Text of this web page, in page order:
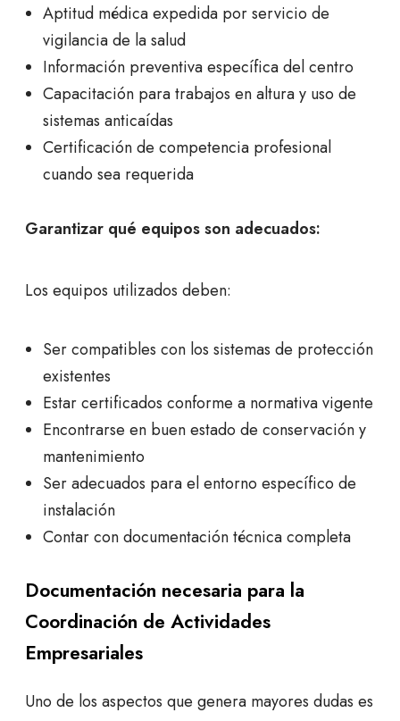
Aptitud médica expedida por servicio de
vigilancia de la salud
Información preventiva específica del centro
Capacitación para trabajos en altura y uso de
sistemas anticaídas
Certificación de competencia profesional
cuando sea requerida
Garantizar qué equipos son adecuados:
Los equipos utilizados deben:
Ser compatibles con los sistemas de protección
existentes
Estar certificados conforme a normativa vigente
Encontrarse en buen estado de conservación y
mantenimiento
Ser adecuados para el entorno específico de
instalación
Contar con documentación técnica completa
Documentación necesaria para la
Coordinación de Actividades
Empresariales
Uno de los aspectos que genera mayores dudas es